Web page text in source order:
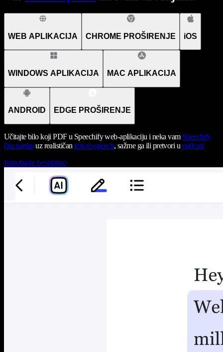
WEB APLIKACIJA CHROME PROŠIRENJE iOS
WINDOWS APLIKACIJA MAC APLIKACIJA
ANDROID EDGE PROŠIRENJE
Učitajte bilo koji PDF u Speechify web-aplikaciju i neka vam Speechify
čita naglasuz realističan text-to-speech, sažme ga ili pretvori u podcast
Isprobajte besplatno